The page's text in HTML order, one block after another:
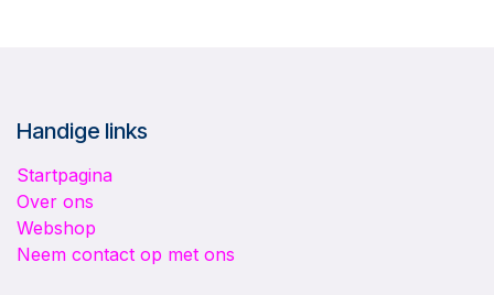
Handige links
Startpagina
Over ons
Webshop
Neem contact op met ons